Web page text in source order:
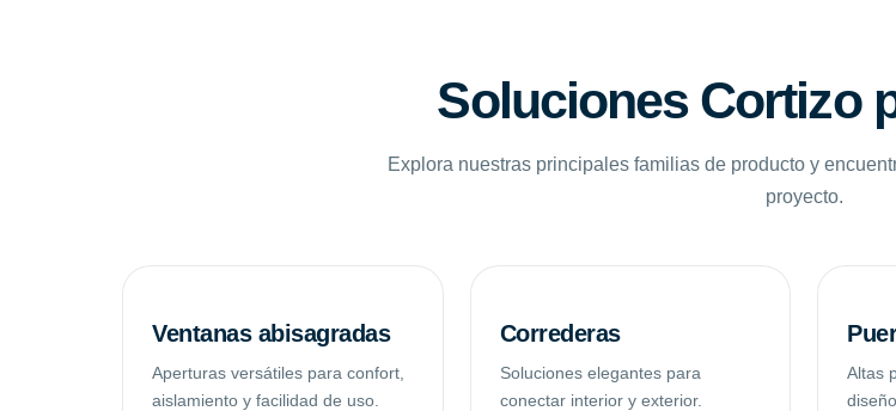
Soluciones Cortizo
Explora nuestras principales familias de producto y
proyecto.
Ventanas abisagradas
Aperturas versátiles para confort,
aislamiento y facilidad de uso.
Correderas
Soluciones elegantes para
conectar interior y exterior.
Altas